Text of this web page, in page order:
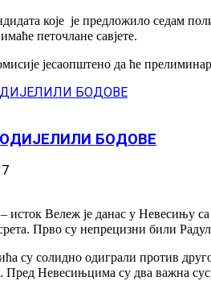
које је предложило седам
петочлане савјете.
јесаопштено да ће
БОДОВЕ
Вележ је данас у Невесињу
Прво су непрецизни били
су солидно одиграли против
Пред Невесињцима су два важна